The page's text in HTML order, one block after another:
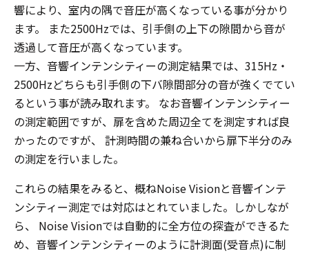
響により、室内の隅で音圧が高くなっている事が分かり
ます。 また2500Hzでは、引手側の上下の隙間から音が
透過して音圧が高くなっています。
一方、音響インテンシティーの測定結果では、315Hz・
2500Hzどちらも引手側の下バ隙間部分の音が強くでてい
るという事が読み取れます。 なお音響インテンシティー
の測定範囲ですが、扉を含めた周辺全てを測定すれば良
かったのですが、 計測時間の兼ね合いから扉下半分のみ
の測定を行いました。
これらの結果をみると、概ねNoise Visionと音響インテ
ンシティー測定では対応はとれていました。しかしなが
ら、 Noise Visionでは自動的に全方位の探査ができるた
め、音響インテンシティーのように計測面(受音点)に制